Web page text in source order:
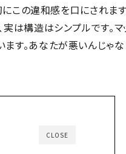
この違和感を口にされます
実は構造はシンプルです。マ
ます。あなたが悪いんじゃな
CLOSE